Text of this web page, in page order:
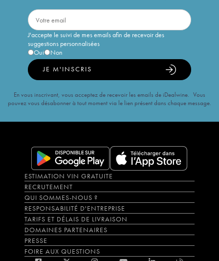
J'accepte le suivi de mes emails afin de recevoir des
suggestions personnalisées
Oui
Non
JE M'INSCRIS
En vous inscrivant, vous acceptez de recevoir les emails de iDealwine. Vous
pouvez vous désabonner à tout moment via le lien présent dans chaque message.
ESTIMATION VIN GRATUITE
RECRUTEMENT
QUI SOMMES-NOUS ?
RESPONSABILITÉ D'ENTREPRISE
TARIFS ET DÉLAIS DE LIVRAISON
DOMAINES PARTENAIRES
PRESSE
FOIRE AUX QUESTIONS